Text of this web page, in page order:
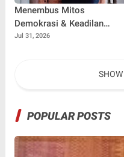
Menembus Mitos
Demokrasi & Keadilan
Sosial: Adv. Fara Fariha
Jul 31, 2026
POPULAR POSTS